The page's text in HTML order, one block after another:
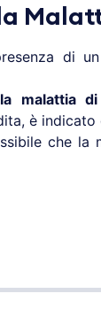
di
malattia
è
che